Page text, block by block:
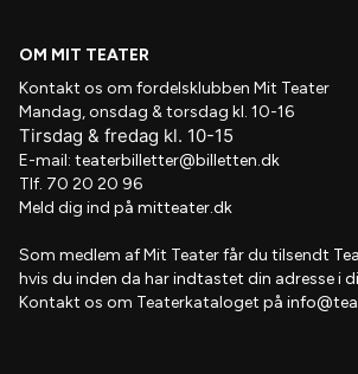
OM MIT TEATER
Kontakt os om fordelsklubben Mit Teater
Mandag, onsdag & torsdag kl. 10-16
Tirsdag & fredag kl. 10-15
E-mail: teaterbilletter@billetten.dk
Tlf. 70 20 20 96
Meld dig ind på mitteater.dk
Som medlem afMit Teaterfår du tilsendt
hvis du inden da har indtastet din adresse i
Kontakt os om Teaterkataloget på